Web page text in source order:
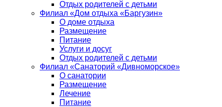
Отдых родителей с детьми
Филиал «Дом отдыха «Баргузин»
О доме отдыха
Размещение
Питание
Услуги и досуг
Отдых родителей с детьми
Филиал «Санаторий «Дивноморское»
О санатории
Размещение
Лечение
Питание